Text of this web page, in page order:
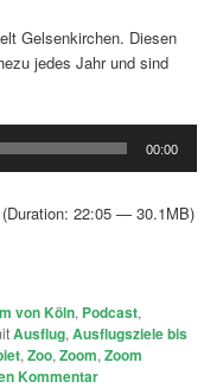
Gelsenkirchen. Diesen
jedes Jahr und sind
00:00
(Duration: 22:05 — 30.1MB)
von Köln, Podcast,
Ausflug,Ausflugsziele bis
,Zoo,Zoom,Zoom
Kommentar